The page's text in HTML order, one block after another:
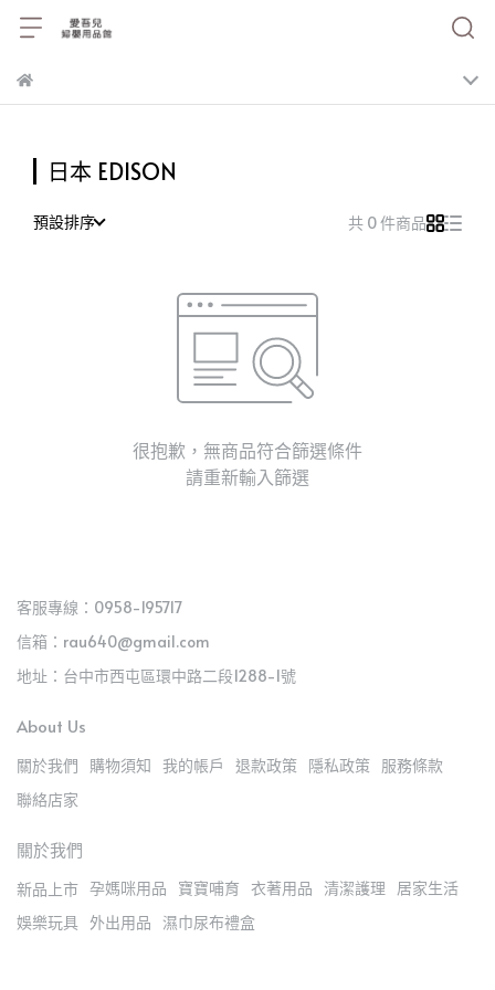
日本 EDISON
預設排序 共 0 件商品
很抱歉，無商品符合篩選條件
請重新輸入篩選
客服專線：0958-195717
信箱：rau640@gmail.com
地址：台中市西屯區環中路二段1288-1號
About Us
關於我們 購物須知 我的帳戶 退款政策 隱私政策 服務條款
聯絡店家
關於我們
新品上市 孕媽咪用品 寶寶哺育 衣著用品 清潔護理
居家生活
娛樂玩具 外出用品 濕巾尿布禮盒